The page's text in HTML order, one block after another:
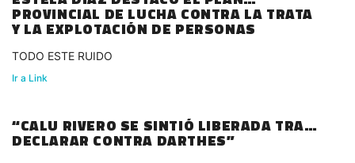
PROVINCIAL DE LUCHA CONTRA LA TRATA
Y LA EXPLOTACIÓN DE PERSONAS
TODO ESTE RUIDO
Ir a Link
“CALU RIVERO SE SINTIÓ LIBERADA TRAS
DECLARAR CONTRA DARTHES”